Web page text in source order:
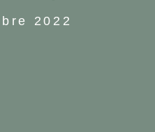
2022